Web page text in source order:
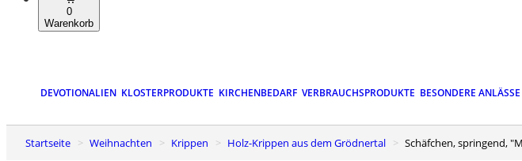
0
Warenkorb
DEVOTIONALIEN KLOSTERPRODUKTE KIRCHENBEDARF VERBRAUCHSPRODUKTE BESONDERE ANLÄSSE
Startseite Weihnachten Krippen Holz-Krippen aus dem Grödnertal Schäfchen, springend,